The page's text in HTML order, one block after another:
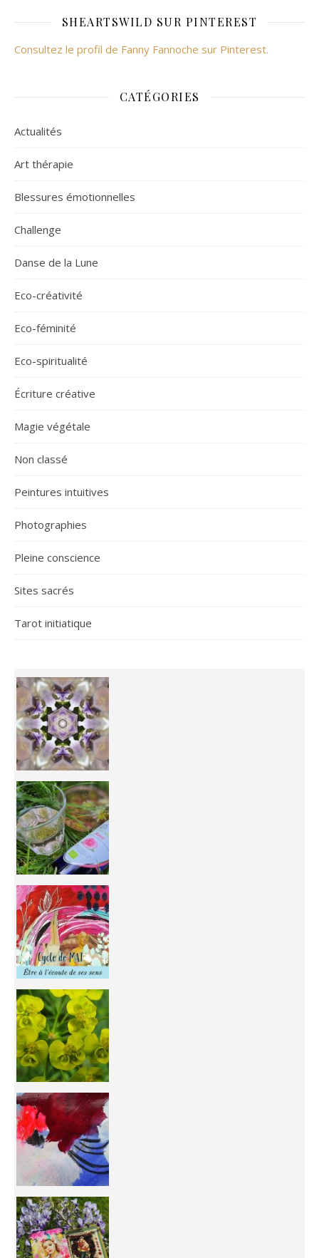
SHEARTSWILD SUR PINTEREST
Consultez le profil de Fanny Fannoche sur Pinterest.
CATÉGORIES
Actualités
Art thérapie
Blessures émotionnelles
Challenge
Danse de la Lune
Eco-créativité
Eco-féminité
Eco-spiritualité
Écriture créative
Magie végétale
Non classé
Peintures intuitives
Photographies
Pleine conscience
Sites sacrés
Tarot initiatique
Inhabit your body and understand its
You're
50/50 OR 100/100 ? The day after Ascension, w